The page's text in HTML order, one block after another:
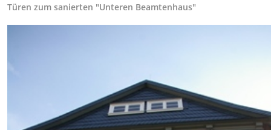
Türen zum sanierten "Unteren Beamtenhaus"